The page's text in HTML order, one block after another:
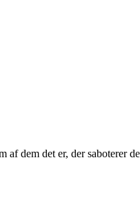
dem det er, der saboterer